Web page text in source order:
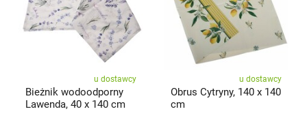
u dostawcy
Bieżnik wodoodporny
Lawenda, 40 x 140 cm
u dostawcy
Obrus Cytryny, 140 x 140
cm